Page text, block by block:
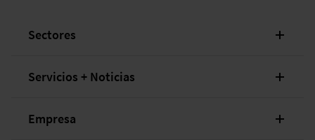
Sectores
Servicios + Noticias
Empresa